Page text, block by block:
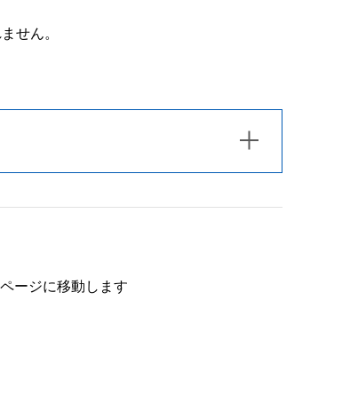
せん。
ージに移動します